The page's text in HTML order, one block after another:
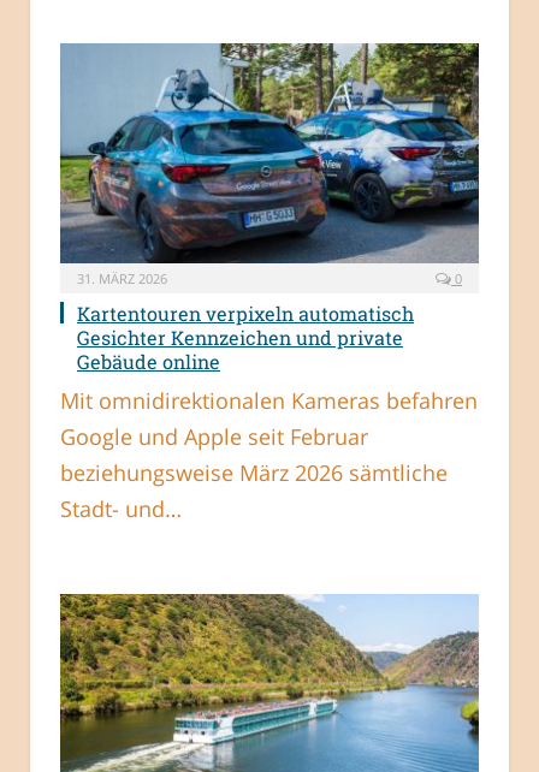
31. MÄRZ 2026 0
Kartentouren verpixeln automatisch
Gesichter Kennzeichen und private
Gebäude online
Mit omnidirektionalen Kameras befahren
Google und Apple seit Februar
beziehungsweise März 2026 sämtliche
Stadt- und…